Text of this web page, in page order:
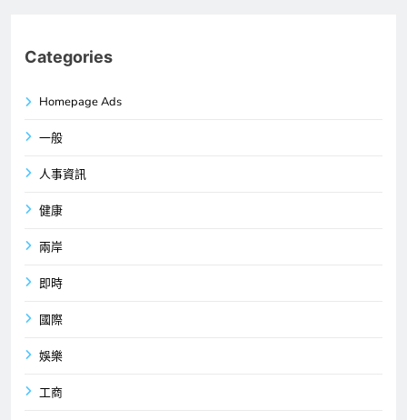
Categories
Homepage Ads
一般
人事資訊
健康
兩岸
即時
國際
娛樂
工商